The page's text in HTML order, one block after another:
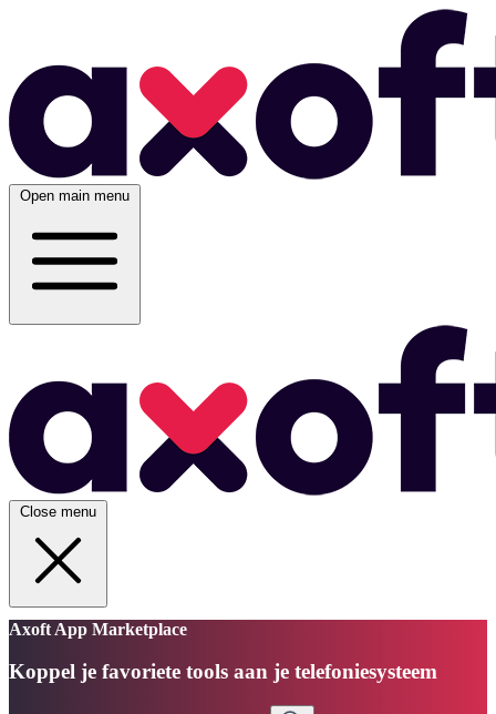
Open main menu
Close menu
Axoft App Marketplace
Koppel je favoriete tools aan je telefoniesysteem